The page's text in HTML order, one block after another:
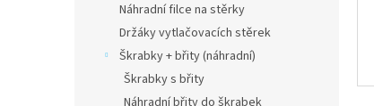
Náhradní filce na stěrky
Držáky vytlačovacích stěrek
Škrabky + břity (náhradní)
Škrabky s břity
Náhradní břity do škrabek